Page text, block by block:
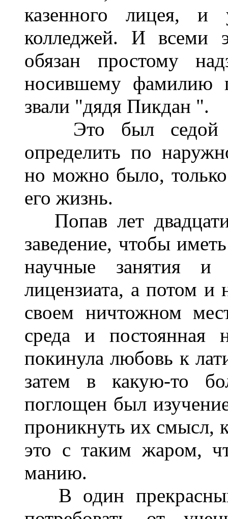
казенного лицея, и
колледжей. И всеми
обязан простому
носившему фамилию
звали "дядя Пикдан ".
Это был седой
определить по
но можно было, только
его жизнь.
Попав лет двадцати
заведение, чтобы
научные занятия и
лицензиата, а потом и
своем ничтожном
среда и
покинула любовь к
затем в какую-то
поглощен был
проникнуть их смысл,
это с таким жаром,
манию.
В один